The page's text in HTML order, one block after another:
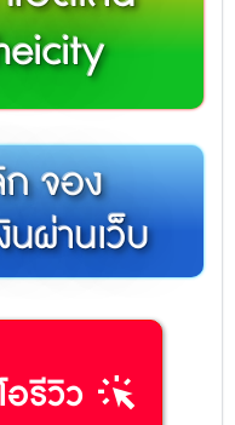
จอง
นผ่านเว็บ
รีวิว web_traffic